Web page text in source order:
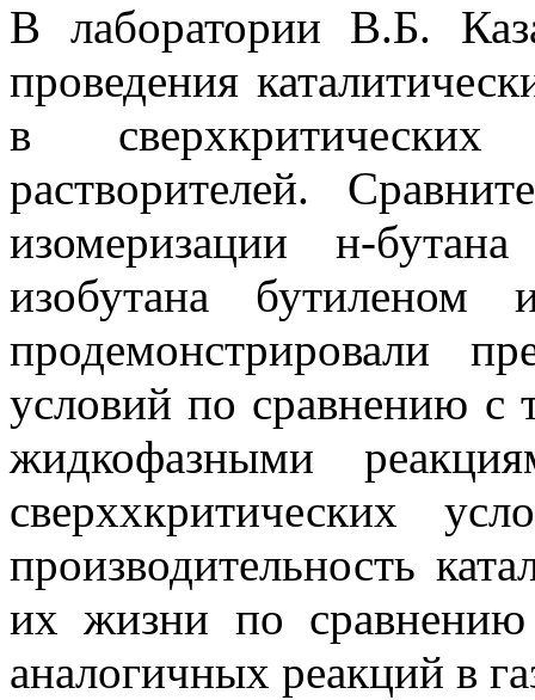
В лаборатории В.Б.
проведения
в
растворителей.
изомеризации н-
изобутана бутиленом
продемонстрировали
условий по сравнению с
жидкофазными
сверххкритических
производительность
их жизни по
аналогичных реакций в